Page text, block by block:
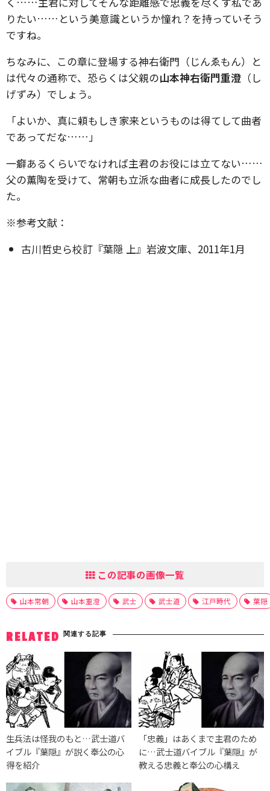
りたい……という美意識というか憧れ？を持っていそう
ですね。
ちなみに、この章に登場する神右衛門（じんゑもん）と
は代々の通称で、恐らくは父親の山本神右衛門重澄 （し
げずみ）でしょう。
「よいか、真に頼もしき家来というものは得てして曲者
であってだな……」
一癖あるくらいでなければ主君のお役には立てない……
父の薫陶を受けて、常朝も立派な曲者に成長したのでし
た。
※参考文献：
古川哲史ら校訂『葉隠 上』岩波文庫、2011年1月
この記事の画像一覧
山本常朝 山本重澄 武士 武士道 江戸時代 葉隠
RELATED 関連する記事
生兵法は怪我のもと…武士道バ
イブル『葉隠』が説く奉公の心
得を紹介
「忠義」はあくまで主君のため
に…武士道バイブル『葉隠』が
教える忠義と奉公の心構え